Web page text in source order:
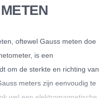
oftewel Gauss meten doe
is een
om de sterkte en richting van
meters zijn eenvoudig te